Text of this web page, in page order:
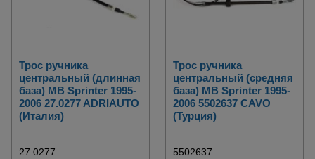
Трос ручника
центральный (длинная
база) MB Sprinter 1995-
2006 27.0277 ADRIAUTO
(Италия)
27.0277
Трос ручника
центральный (средняя
база) MB Sprinter 1995-
2006 5502637 CAVO
(Турция)
5502637